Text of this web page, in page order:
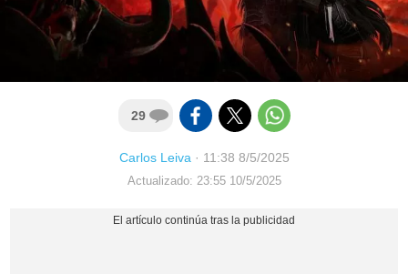
29
Carlos Leiva· 11:38 8/5/2025
Actualizado: 23:55 10/5/2025